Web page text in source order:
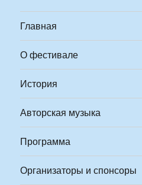
Главная
О фестивале
История
Авторская музыка
Программа
Организаторы и спонсоры